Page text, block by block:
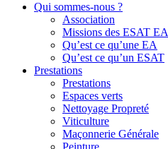
Qui sommes-nous ?
Association
Missions des ESAT EA
Qu’est ce qu’une EA
Qu’est ce qu’un ESAT
Prestations
Prestations
Espaces verts
Nettoyage Propreté
Viticulture
Maçonnerie Générale
Peinture